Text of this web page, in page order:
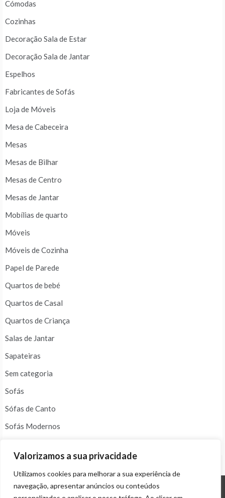
Valorizamos a sua privacidade
Utilizamos cookies para melhorar a sua experiência de
navegação, apresentar anúncios ou conteúdos
Cómodas
Cozinhas
Decoração Sala de Estar
Decoração Sala de Jantar
Espelhos
Fabricantes de Sofás
Loja de Móveis
Mesa de Cabeceira
Mesas
Mesas de Bilhar
Mesas de Centro
Mesas de Jantar
Mobílias de quarto
Móveis
Móveis de Cozinha
Papel de Parede
Quartos de bebé
Quartos de Casal
Quartos de Criança
Salas de Jantar
Sapateiras
Sem categoria
Sofás
Sófas de Canto
Sofás Modernos